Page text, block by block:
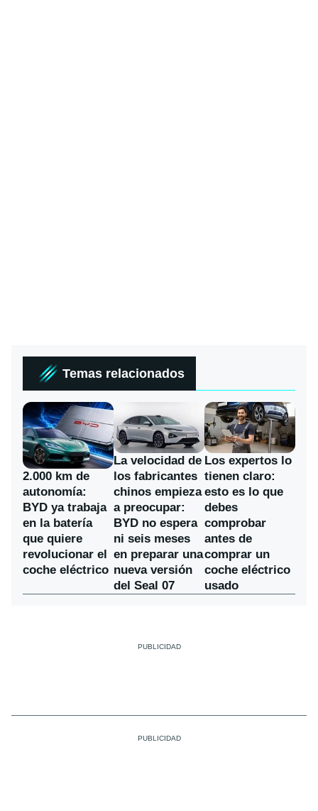
Temas relacionados
2.000 km de
autonomía:
BYD ya trabaja
en la batería
que quiere
revolucionar el
coche eléctrico
La velocidad de
los fabricantes
chinos empieza
a preocupar:
BYD no espera
ni seis meses
en preparar una
nueva versión
del Seal 07
Los expertos lo
tienen claro:
esto es lo que
debes
comprobar
antes de
comprar un
coche eléctrico
usado